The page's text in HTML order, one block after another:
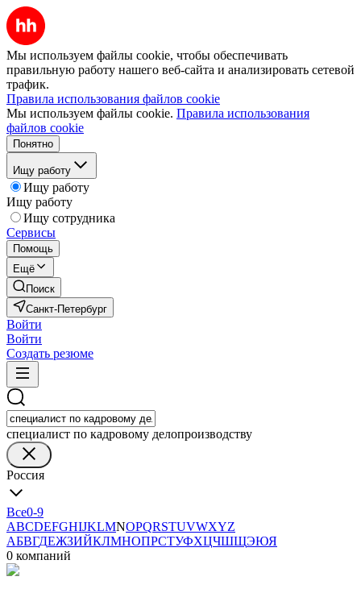
Мы используем файлы cookie, чтобы обеспечивать
правильную работу нашего веб-сайта и анализировать сетевой
трафик.
Правила использования файлов cookie
Мы используем файлы cookie. Правила использования
файлов cookie
Понятно
Ищу работу
Ищу работу
Ищу работу
Ищу сотрудника
Сервисы
Помощь
Ещё
Поиск
Санкт-Петербург
Войти
Войти
Создать резюме
специалист по кадровому делопроизводству
Россия
Все0-9
ABCDEFGHIJKLMNOPQRSTUVWXYZ
АБВГДЕЖЗИЙКЛМНОПРСТУФХЦЧШЩЭЮЯ
0 компаний